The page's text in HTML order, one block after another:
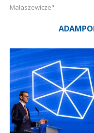
Małaszewicze"